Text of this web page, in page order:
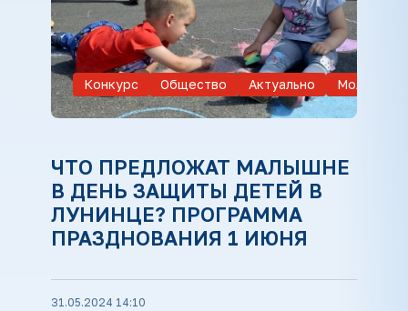
Конкурс Общество Актуально Молодежь
ЧТО ПРЕДЛОЖАТ МАЛЫШНЕ
В ДЕНЬ ЗАЩИТЫ ДЕТЕЙ В
ЛУНИНЦЕ? ПРОГРАММА
ПРАЗДНОВАНИЯ 1 ИЮНЯ
31.05.2024 14:10